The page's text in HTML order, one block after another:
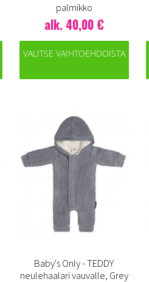
palmikko
alk. 40,00 €
VALITSE VAIHTOEHDOISTA
Baby's Only - TEDDY
neulehaalari vauvalle, Grey